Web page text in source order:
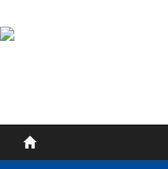
SOBRE NOSOTROS